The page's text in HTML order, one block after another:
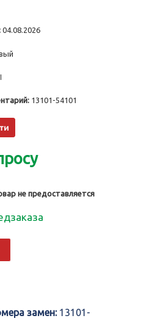
04.08.2026
13101-54101
не предоставляется
замен:13101-